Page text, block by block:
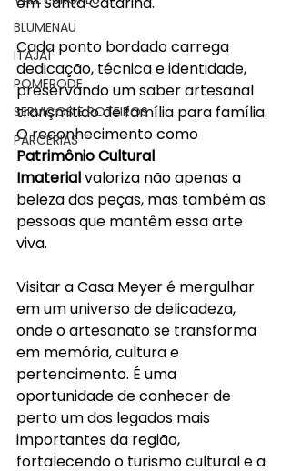
BLUMENAU
ITAJAÍ
POMERODE
SERVIÇOS E ROTEIROS
PARCERIAS
Cada ponto bordado carrega
dedicação, técnica e identidade,
preservando um saber artesanal
transmitido de família para família.
O reconhecimento como
Patrimônio Cultural
Imaterial valoriza não apenas a
beleza das peças, mas também as
pessoas que mantêm essa arte
viva.
Visitar a Casa Meyer é mergulhar
em um universo de delicadeza,
onde o artesanato se transforma
em memória, cultura e
pertencimento. É uma
oportunidade de conhecer de
perto um dos legados mais
importantes da região,
fortalecendo o turismo cultural e a